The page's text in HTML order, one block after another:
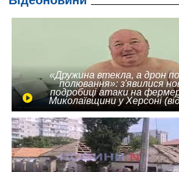
«Дружина втекла, а дрон
полювання»: з'явилися
подробиці атаки на
Миколаївщини у Херсоні